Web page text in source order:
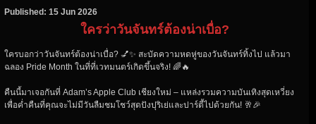
Published: 15 Jun 2026
ใครว่าวันจันทร์ต้องน่าเบื่อ?
ใครบอกว่าวันจันทร์ต้องน่าเบื่อ? 💅✨ สะบัดความหดหู่ของวันจันทร์ทิ้งไป แล้วมา
ฉลอง Pride Month ในที่ที่เวทมนตร์เกิดขึ้นจริง! 🌈🔥
คืนนี้มาเจอกันที่ Adam’s Apple Club เชียงใหม่ – แหล่งรวมความบันเทิงสุดเหวี่ยง
เพื่อค่ำคืนที่คุณจะไม่มีวันลืมชมโชว์สุดปังปุริเย่และปาร์ตี้ไปด้วยกัน! 🥂🎉